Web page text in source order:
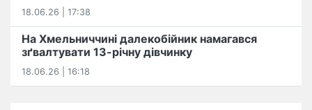
18.06.26 | 17:38
На Хмельниччині далекобійник намагався
зґвалтувати 13-річну дівчинку
18.06.26 | 16:18